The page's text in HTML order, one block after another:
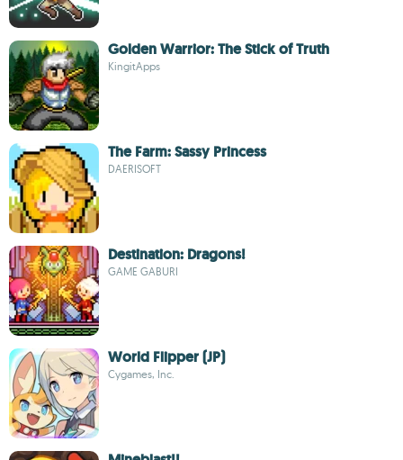
Golden Warrior: The Stick of Truth
KingitApps
The Farm: Sassy Princess
DAERISOFT
Destination: Dragons!
GAME GABURI
World Flipper (JP)
Cygames, Inc.